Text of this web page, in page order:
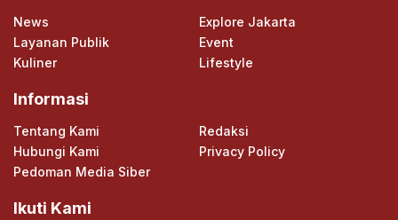
News
Explore Jakarta
Layanan Publik
Event
Kuliner
Lifestyle
Informasi
Tentang Kami
Redaksi
Hubungi Kami
Privacy Policy
Pedoman Media Siber
Ikuti Kami